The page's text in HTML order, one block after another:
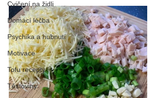
Cvičení na židli
Domácí léčba
Psychika a hubnutí
Motivace
Tofu recepty
Těstoviny